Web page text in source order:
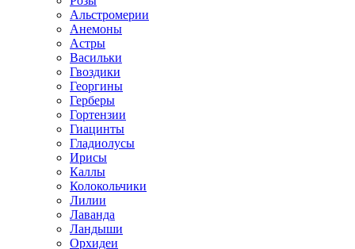
Альстромерии
Анемоны
Астры
Васильки
Гвоздики
Георгины
Герберы
Гортензии
Гиацинты
Гладиолусы
Ирисы
Каллы
Колокольчики
Лилии
Лаванда
Ландыши
Орхидеи